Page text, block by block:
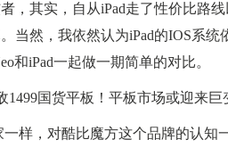
，其实，自从iPad走了性价比路
当然，我依然认为iPad的IOS系
和iPad一起做一期简单的对比。
样，对酷比魔方这个品牌的认知